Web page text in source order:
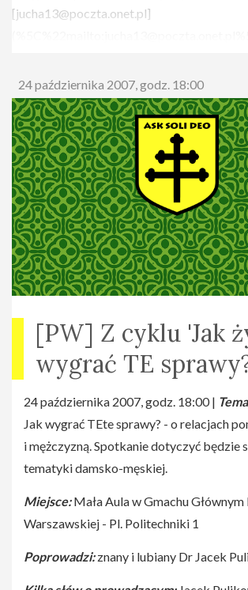
[jucha13@poczta.onet.pl]
24 października 2007, godz. 18:00
[PW] Z cyklu 'Jak
wygrać TE
24 października 2007, godz. 18:00 |
Jak wygrać TEte sprawy? - o relacjach
i mężczyzną. Spotkanie dotyczyć będzie
tematyki damsko-męskiej.
Miejsce:Mała Aula w Gmachu
Warszawskiej - Pl. Politechniki 1
Poprowadzi:znany i lubiany Dr Jacek